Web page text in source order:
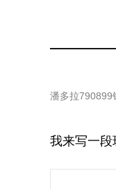
潘多拉790899
我来写一段